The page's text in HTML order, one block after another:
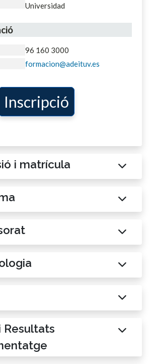
Universidad
96 160 3000
formacion@adeituv.es
Inscripció
i matrícula
Resultats